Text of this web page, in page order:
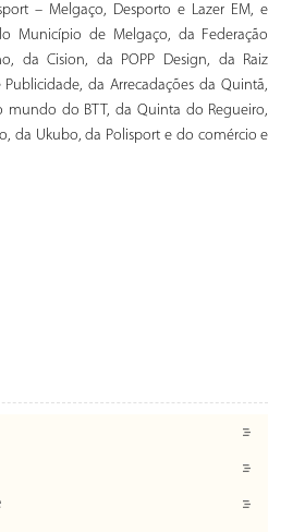
– Melgaço, Desporto e Lazer EM, e
Município de Melgaço, da Federação
da Cision, da POPP Design, da Raiz
Publicidade, da Arrecadações da Quintã,
mundo do BTT, da Quinta do Regueiro,
da Ukubo, da Polisport e do comércio e